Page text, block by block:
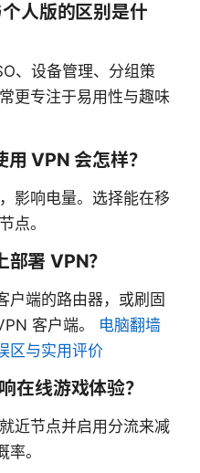
人版的区别是什
、设备管理、分组策
更专注于易用性与趣味
VPN 会怎样？
影响电量。选择能在移
点。
署 VPN？
户端的路由器，或刷固
客户端。
电脑翻墙
区与实用评价
在线游戏体验？
近节点并启用分流来减
。